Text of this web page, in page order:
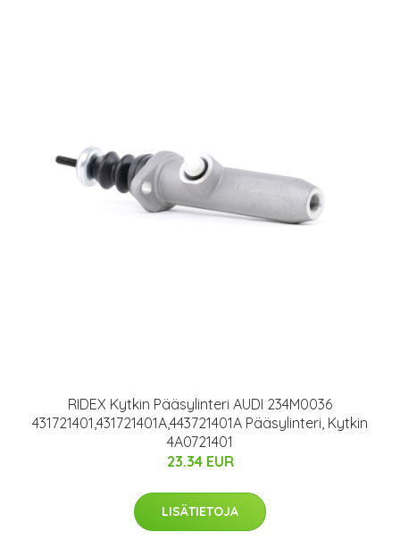
RIDEX Kytkin Pääsylinteri AUDI 234M0036
431721401,431721401A,443721401A Pääsylinteri, Kytkin
4A0721401
23.34 EUR
LISÄTIETOJA